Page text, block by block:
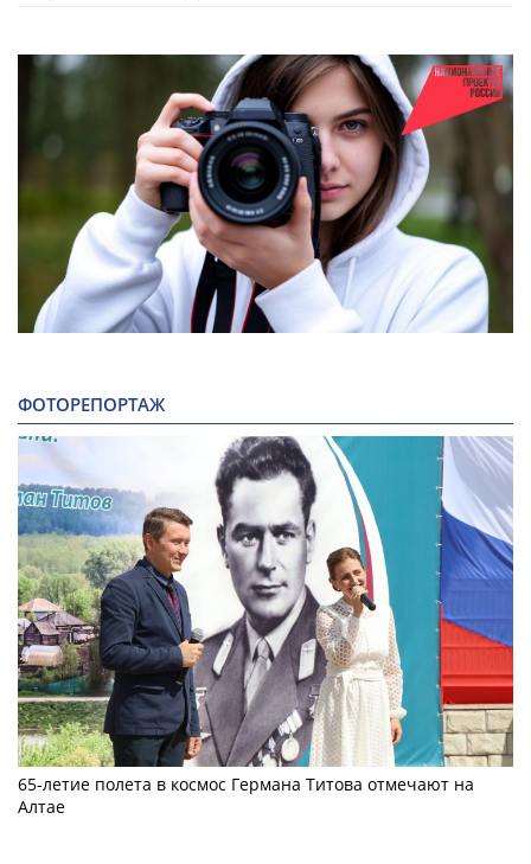
ФОТОРЕПОРТАЖ
65-летие полета в космос Германа Титова отмечают на
Алтае